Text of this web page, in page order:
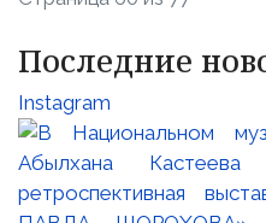
Последние
Instagram